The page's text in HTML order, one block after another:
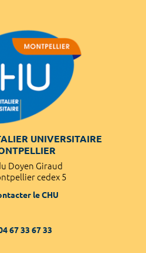
UNIVERSITAIRE
Doyen Giraud
cedex 5
le CHU
67 33 67 33